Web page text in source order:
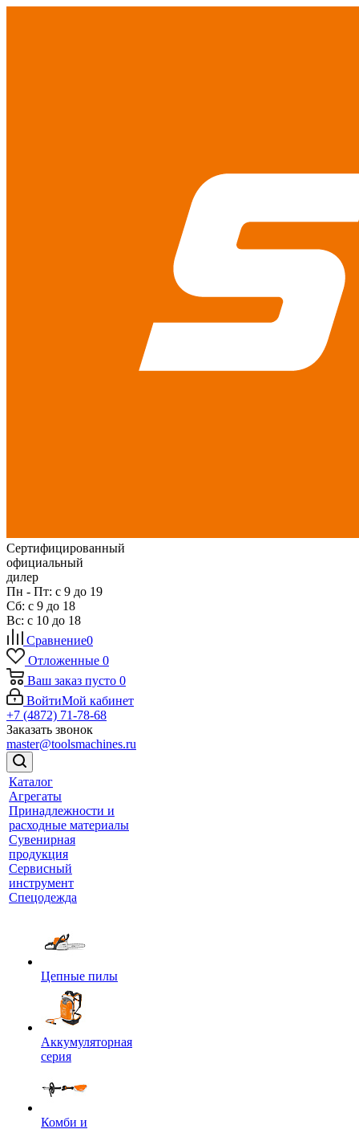
Сертифицированный
официальный
дилер
Пн - Пт: с 9 до 19
Сб: с 9 до 18
Вс: с 10 до 18
Сравнение0
Отложенные 0
Ваш заказ пусто 0
ВойтиМой кабинет
+7 (4872) 71-78-68
Заказать звонок
master@toolsmachines.ru
Каталог
Агрегаты
Принадлежности и
расходные материалы
Сувенирная
продукция
Сервисный
инструмент
Спецодежда
Цепные пилы
Аккумуляторная
серия
Комби и